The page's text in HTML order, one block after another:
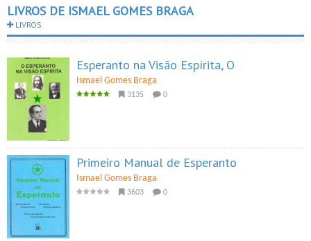
LIVROS DE ISMAEL GOMES BRAGA
LIVROS
Esperanto na Visão Espírita, O
Ismael Gomes Braga
3135 0
Primeiro Manual de Esperanto
Ismael Gomes Braga
3603 0